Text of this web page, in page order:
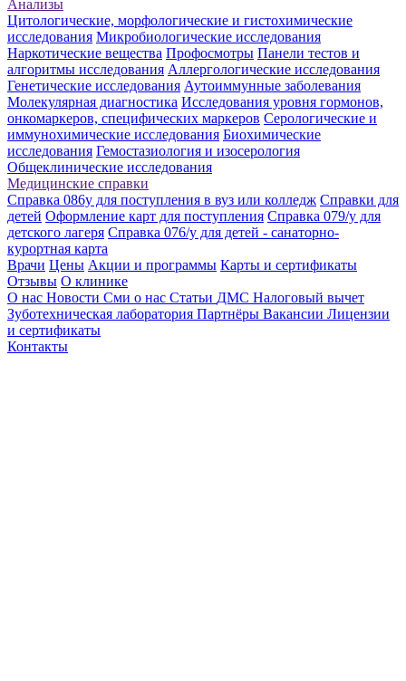
Анализы
Цитологические, морфологические и гистохимические
исследования Микробиологические исследования
Наркотические вещества Профосмотры Панели тестов и
алгоритмы исследования Аллергологические исследования
Генетические исследования Аутоиммунные заболевания
Молекулярная диагностика Исследования уровня гормонов,
онкомаркеров, специфических маркеров Серологические и
иммунохимические исследования Биохимические
исследования Гемостазиология и изосерология
Общеклинические исследования
Медицинские справки
Справка 086у для поступления в вуз или колледж Справки для
детей Оформление карт для поступления Справка 079/у для
детского лагеря Справка 076/у для детей - санаторно-
курортная карта
Врачи Цены Акции и программы Карты и сертификаты
Отзывы О клинике
О нас Новости Сми о нас Статьи ДМС Налоговый вычет
Зуботехническая лаборатория Партнёры Вакансии Лицензии
и сертификаты
Контакты